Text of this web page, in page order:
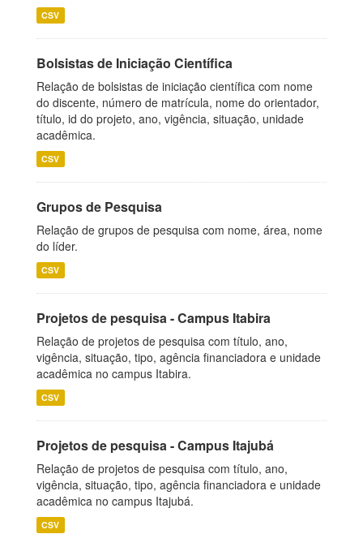
CSV
Bolsistas de Iniciação Científica
Relação de bolsistas de iniciação científica com nome
do discente, número de matrícula, nome do orientador,
título, id do projeto, ano, vigência, situação, unidade
acadêmica.
CSV
Grupos de Pesquisa
Relação de grupos de pesquisa com nome, área, nome
do líder.
CSV
Projetos de pesquisa - Campus Itabira
Relação de projetos de pesquisa com título, ano,
vigência, situação, tipo, agência financiadora e unidade
acadêmica no campus Itabira.
CSV
Projetos de pesquisa - Campus Itajubá
Relação de projetos de pesquisa com título, ano,
vigência, situação, tipo, agência financiadora e unidade
acadêmica no campus Itajubá.
CSV